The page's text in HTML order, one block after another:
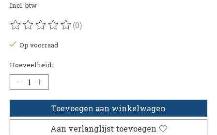
Incl. btw
De beoordeling van dit product is
(0)
Op voorraad
Hoeveelheid:
Toevoegen aan winkelwagen
Aan verlanglijst toevoegen